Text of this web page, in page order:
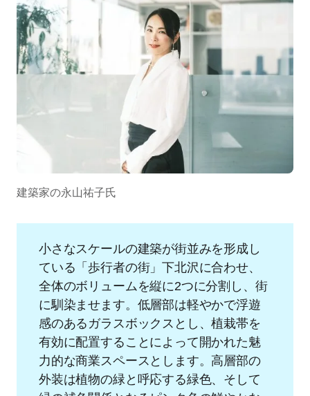
建築家の永山祐子氏
小さなスケールの建築が街並みを形成し
ている「歩行者の街」下北沢に合わせ、
全体のボリュームを縦に2つに分割し、街
に馴染ませます。低層部は軽やかで浮遊
感のあるガラスボックスとし、植栽帯を
有効に配置することによって開かれた魅
力的な商業スペースとします。高層部の
外装は植物の緑と呼応する緑色、そして